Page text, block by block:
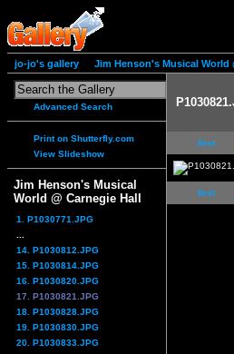
jo-jo's gallery Jim Henson's Musical World
Advanced Search
Print on Shutterfly.com
View Slideshow
Jim Henson's Musical
World @ Carnegie Hall
1. P1030771.JPG
14. P1030812.JPG
15. P1030814.JPG
16. P1030820.JPG
17. P1030821.JPG
18. P1030828.JPG
19. P1030830.JPG
20. P1030833.JPG
first
first